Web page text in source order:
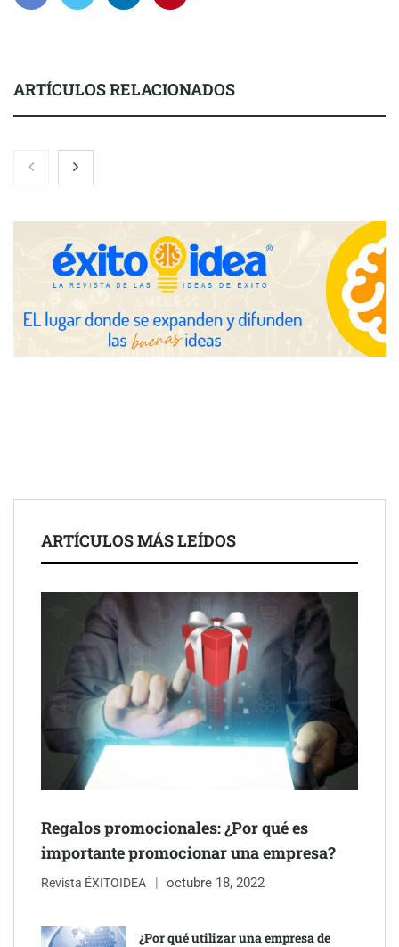
ARTÍCULOS RELACIONADOS
La luz roja, el nuevo aftersun, actúa en la recuperación de la piel
Eulalia Roig lanza ‘The Journal’, una revista digital mensual de
entrevistas y fotografía editorial
inmobiliarios: hasta 82% de ahorro por cobro
ARTÍCULOS MÁS LEÍDOS
Regalos promocionales: ¿Por qué es
importante promocionar una empresa?
Revista ÉXITOIDEA octubre 18, 2022
¿Por qué utilizar una empresa de